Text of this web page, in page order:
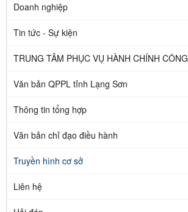
Doanh nghiệp
Tin tức - Sự kiện
TRUNG TÂM PHỤC VỤ HÀNH CHÍNH CÔNG
Văn bản QPPL tỉnh Lạng Sơn
Thông tin tổng hợp
Văn bản chỉ đạo điều hành
Truyền hình cơ sở
Liên hệ